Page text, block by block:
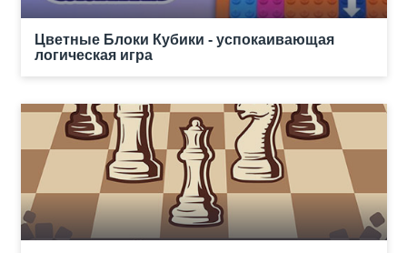
Цветные Блоки Кубики - успокаивающая
логическая игра